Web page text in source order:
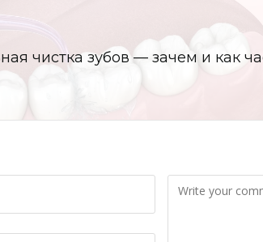
чистка зубов — зачем и как